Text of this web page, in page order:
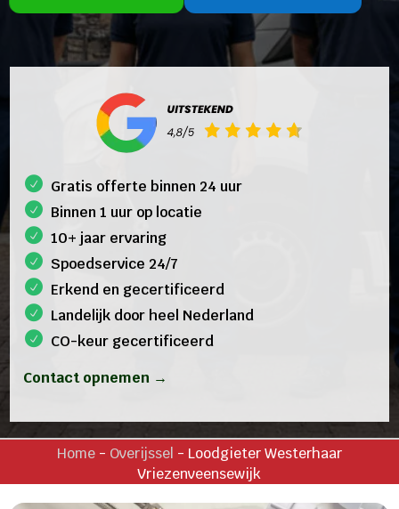
Gratis offerte binnen 24 uur
Binnen 1 uur op locatie
10+ jaar ervaring
Spoedservice 24/7
Erkend en gecertificeerd
Landelijk door heel Nederland
CO-keur gecertificeerd
Contact opnemen →
Home- Overijssel - Loodgieter Westerhaar
Vriezenveensewijk